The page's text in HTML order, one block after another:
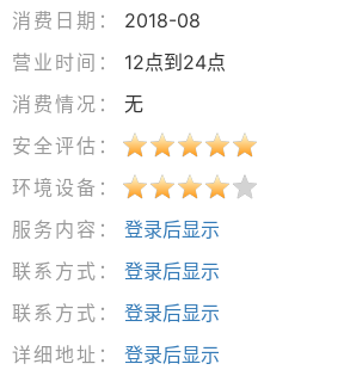
消费日期：
2018-08
营业时间：
12点到24点
消费情况：
无
安全评估：
环境设备：
服务内容：
登录后显示
联系方式：
登录后显示
联系方式：
登录后显示
详细地址：
登录后显示